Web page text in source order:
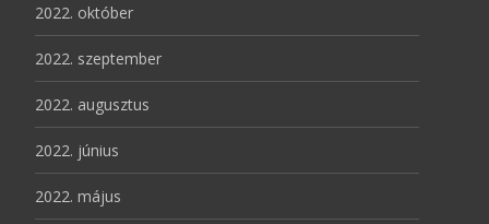
2022. október
2022. szeptember
2022. augusztus
2022. június
2022. május